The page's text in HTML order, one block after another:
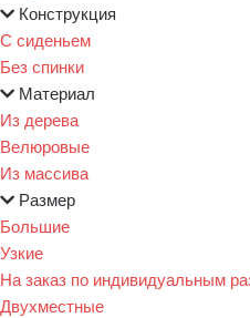
Конструкция
С сиденьем
Без спинки
Материал
Из дерева
Велюровые
Из массива
Размер
Большие
Узкие
На заказ по индивидуальным
Двухместные